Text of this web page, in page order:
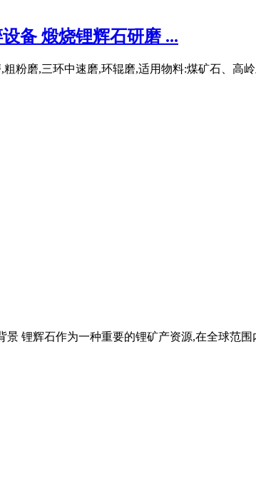
备 煅烧锂辉石研磨 ...
粉磨,三环中速磨,环辊磨,适用物料:煤矿石、高
锂辉石作为一种重要的锂矿产资源,在全球范